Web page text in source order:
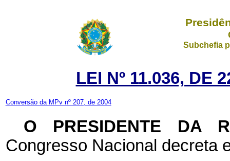
Subchefia
LEI Nº 11.036, DE
Conversão da MPv nº 207, de 2004
O PRESIDENTE DA
Congresso Nacional decreta